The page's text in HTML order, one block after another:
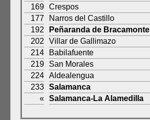
169 Crespos
177
Narros del Castillo
192
Peñaranda de Bracamonte
202
Villar de Gallimazo
214
Babilafuente
219
San Morales
224 Aldealengua
233 Salamanca
« Salamanca-La Alamedilla